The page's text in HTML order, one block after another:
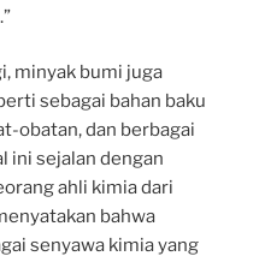
minyak bumi juga
sebagai bahan baku
obatan, dan berbagai
ini sejalan dengan
ahli kimia dari
bahwa
senyawa kimia yang